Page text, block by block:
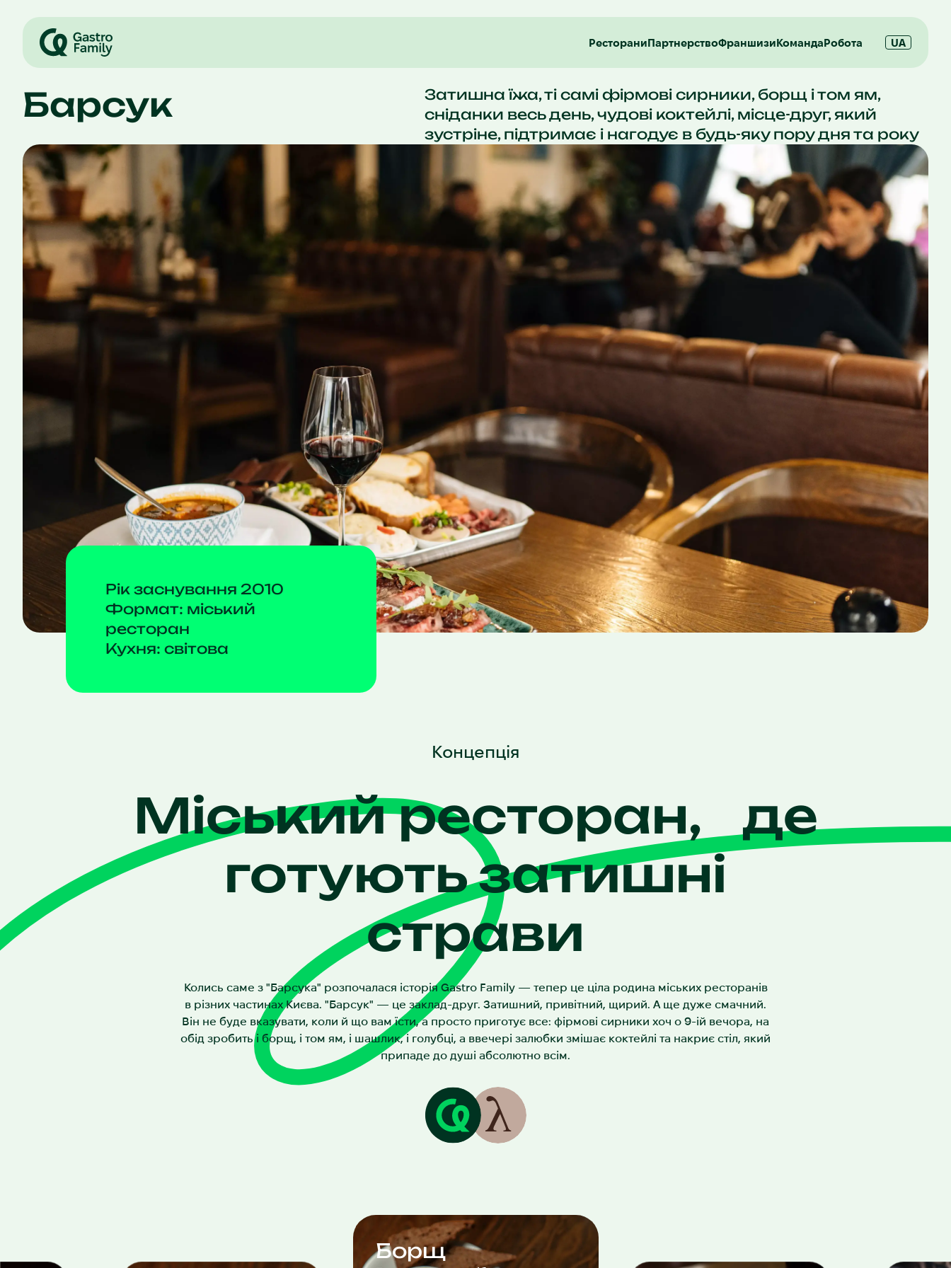
РестораниПартнерствоФраншизиКомандаРобота UA
Барсук
Затишна їжа, ті самі фірмові сирники, борщ і том ям,
сніданки весь день, чудові коктейлі, місце-друг, який
зустріне, підтримає і нагодує в будь-яку пору дня та року
Рік заснування 2010
Формат: міський
ресторан
Кухня: світова
Концеп ція
Міський ресторан, де
готують затишні
страви
Колись саме з "Барсука" розпочалася історія Gastro Family — тепер це ціла родина міських ресторанів
в різних частинах Києва. "Барсук" — це заклад-друг. Затишний, привітний, щирий. А ще дуже смачний.
Він не буде вказувати, коли й що вам їсти, а просто приготує все: фірмові сирники хоч о 9-ій вечора, на
обід зробить і борщ, і том ям, і шашлик, і голубці, а ввечері залюбки змішає коктейлі та накриє стіл, який
припаде до душі абсолютно всім.
Борщ
Борщ з темним хлібом та перетертим
салом — золота класика і страва, що
зігріває серце